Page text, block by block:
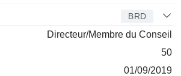
BRD
Directeur/Membre du Conseil
50
01/09/2019